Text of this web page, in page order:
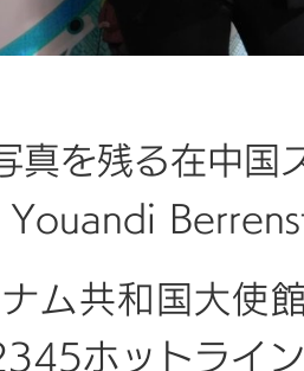
真を残る在中国
Youandi
ム共和国大使
ホットライ